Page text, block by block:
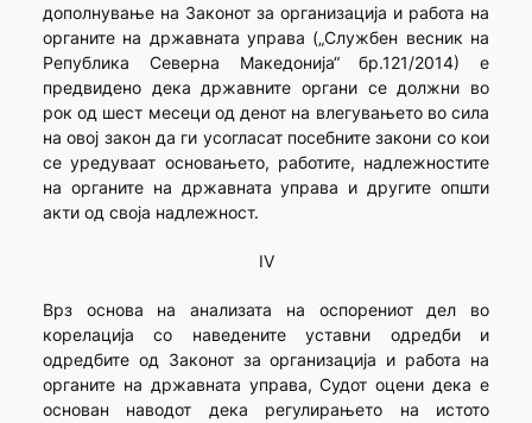
дополнување на Законот за организација и работа на
органите на државната управа („Службен весник на
Република Северна Македонија“ бр.121/2014) е
предвидено дека државните органи се должни во
рок од шест месеци од денот на влегувањето во сила
на овој закон да ги усогласат посебните закони со кои
се уредуваат основањето, работите, надлежностите
на органите на државната управа и другите општи
акти од своја надлежност.
IV
Врз основа на анализата на оспорениот дел во
корелација со наведените уставни одредби и
одредбите од Законот за организација и работа на
органите на државната управа, Судот оцени дека е
основан наводот дека регулирањето на истото